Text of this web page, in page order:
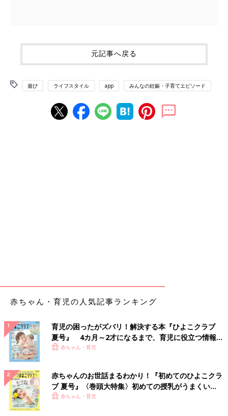
元記事へ戻る
遊び ライフスタイル app みんなの妊娠・子育てエピソード
赤ちゃん・育児の人気記事ランキング
育児の困ったがズバリ！解決する本『ひよこクラブ
夏号』 4カ月～2才になるまで、育児に役立つ情報が
いっぱい！
赤ちゃん・育児
赤ちゃんのお世話まるわかり！『初めてのひよこクラ
ブ 夏号』〈巻頭大特集〉初めての授乳がうまくい
く！ おっぱい・ミルクの基本と夏のトラブル 解決テ
赤ちゃん・育児